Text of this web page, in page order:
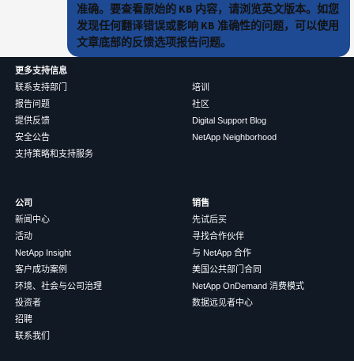
准确。要查看原始的 KB 内容，请浏览英文版本。如您
发现任何翻译错误或影响 KB 准确性的问题，可以使用
文章底部的反馈选项报告问题。
更多支持信息
联系支持部门
报告问题
提供反馈
安全公告
支持策略和支持服务
培训
社区
Digital Support Blog
NetApp Neighborhood
公司
新闻中心
活动
NetApp Insight
客户成功案例
环境、社会与公司治理
投资者
招聘
联系我们
销售
先试后买
寻找合作伙伴
与 NetApp 合作
美国公共部门合同
NetApp OnDemand 消费模式
数据远见者中心